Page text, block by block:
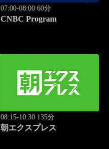
07:00-08:00 60分
CNBC Program
08:15-10:30 135分
朝エクスプレス